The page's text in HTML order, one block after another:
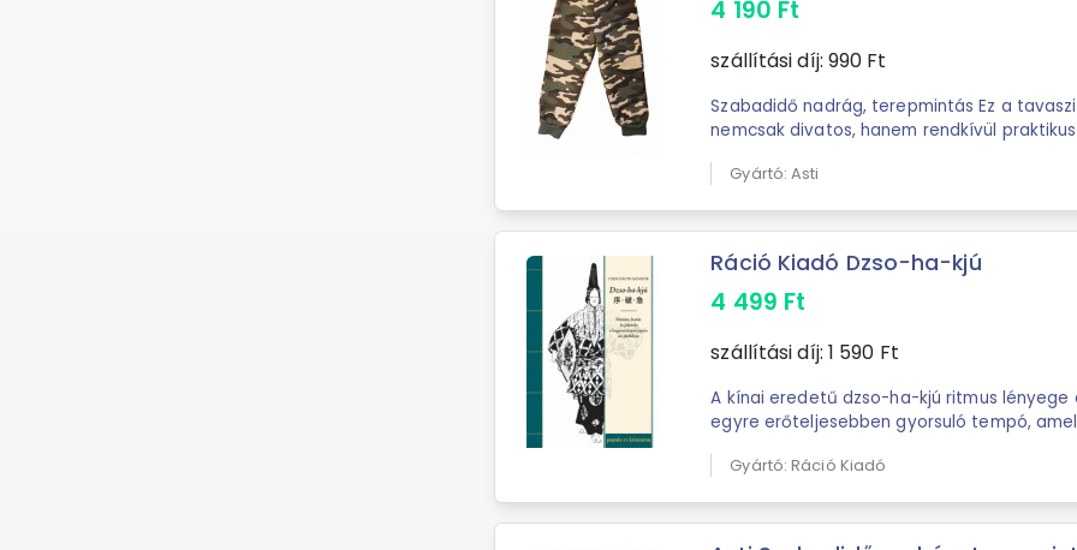
4 190 Ft
szállítási díj: 990 Ft
Szabadidő nadrág, terepmintás Ez a
nemcsak divatos, hanem rendkívül praktikus
Gyártó: Asti
Ráció Kiadó Dzso-ha-kjú
4 499 Ft
szállítási díj: 1 590 Ft
A kínai eredetű dzso-ha-kjú ritmus lényege
egyre erőteljesebben gyorsuló tempó,
Gyártó: Ráció Kiadó